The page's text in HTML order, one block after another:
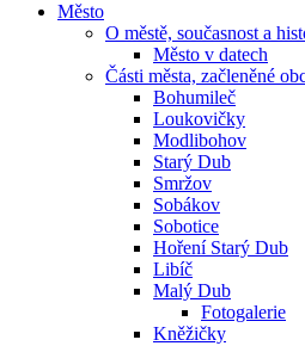
Město
O městě, současnost a
Město v datech
Části města, začleněné
Bohumileč
Loukovičky
Modlibohov
Starý Dub
Smržov
Sobákov
Sobotice
Hoření Starý Dub
Libíč
Malý Dub
Fotogalerie
Kněžičky